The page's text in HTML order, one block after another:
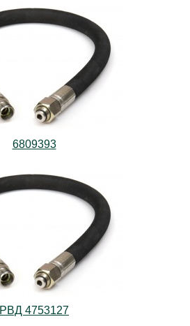
6809393
РВД 4753127